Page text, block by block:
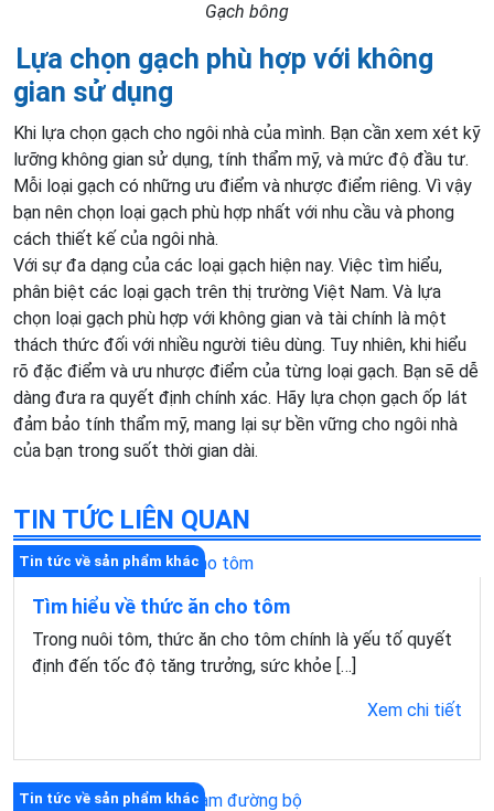
Gạch bông
Lựa chọn gạch phù hợp với không
gian sử dụng
Khi lựa chọn gạch cho ngôi nhà của mình. Bạn cần xem xét kỹ
lưỡng không gian sử dụng, tính thẩm mỹ, và mức độ đầu tư.
Mỗi loại gạch có những ưu điểm và nhược điểm riêng. Vì vậy
bạn nên chọn loại gạch phù hợp nhất với nhu cầu và phong
cách thiết kế của ngôi nhà.
Với sự đa dạng của các loại gạch hiện nay. Việc tìm hiểu,
phân biệt các loại gạch trên thị trường Việt Nam. Và lựa
chọn loại gạch phù hợp với không gian và tài chính là một
thách thức đối với nhiều người tiêu dùng. Tuy nhiên, khi hiểu
rõ đặc điểm và ưu nhược điểm của từng loại gạch. Bạn sẽ dễ
dàng đưa ra quyết định chính xác. Hãy lựa chọn gạch ốp lát
đảm bảo tính thẩm mỹ, mang lại sự bền vững cho ngôi nhà
của bạn trong suốt thời gian dài.
TIN TỨC LIÊN QUAN
Tin tức về sản phẩm khác
Tìm hiểu về thức ăn cho tôm
Trong nuôi tôm, thức ăn cho tôm chính là yếu tố quyết
định đến tốc độ tăng trưởng, sức khỏe […]
Xem chi tiết
Tin tức về sản phẩm khác